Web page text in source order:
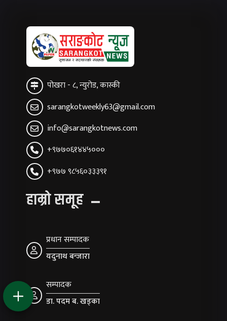
पोखरा - ८, न्युरोड, कास्की
sarangkotweekly63@gmail.com
info@sarangkotnews.com
+९७७०६१४४५०००
+९७७ ९८५६०३३३९१
हाम्रो समूह
प्रधान सम्पादक
यदुनाथ बन्जारा
सम्पादक
डा. पदम ब. खड्का